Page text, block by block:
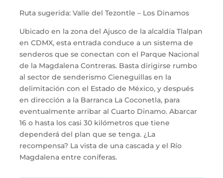
Ruta sugerida: Valle del Tezontle – Los Dinamos
Ubicado en la zona del Ajusco de la alcaldía Tlalpan
en CDMX, esta entrada conduce a un sistema de
senderos que se conectan con el Parque Nacional
de la Magdalena Contreras. Basta dirigirse rumbo
al sector de senderismo Cieneguillas en la
delimitación con el Estado de México, y después
en dirección a la Barranca La Coconetla, para
eventualmente arribar al Cuarto Dinamo. Abarcar
16 o hasta los casi 30 kilómetros que tiene
dependerá del plan que se tenga. ¿La
recompensa? La vista de una cascada y el Río
Magdalena entre coníferas.